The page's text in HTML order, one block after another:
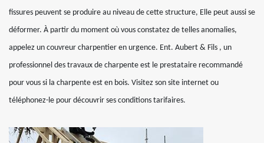
fissures peuvent se produire au niveau de cette structure, Elle peut aussi se
déformer. À partir du moment où vous constatez de telles anomalies,
appelez un couvreur charpentier en urgence. Ent. Aubert & Fils , un
professionnel des travaux de charpente est le prestataire recommandé
pour vous si la charpente est en bois. Visitez son site internet ou
téléphonez-le pour découvrir ses conditions tarifaires.